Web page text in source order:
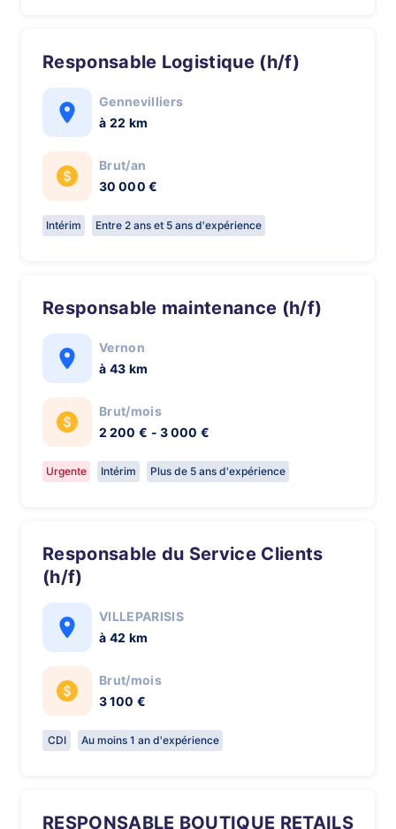
Responsable Logistique (h/f)
Gennevilliers
à 22 km
Brut/an
30 000 €
Intérim Entre 2 ans et 5 ans d'expérience
Responsable maintenance (h/f)
Vernon
à 43 km
Brut/mois
2 200 € - 3 000 €
Urgente Intérim Plus de 5 ans d'expérience
Responsable du Service Clients
(h/f)
VILLEPARISIS
à 42 km
Brut/mois
3 100 €
CDI Au moins 1 an d'expérience
RESPONSABLE BOUTIQUE RETAILS